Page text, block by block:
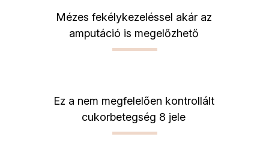
Mézes fekélykezeléssel akár az
amputáció is megelőzhető
Ez a nem megfelelően kontrollált
cukorbetegség 8 jele